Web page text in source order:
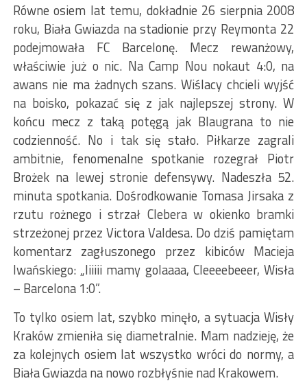
Równe osiem lat temu, dokładnie 26 sierpnia 2008
roku, Biała Gwiazda na stadionie przy Reymonta 22
podejmowała FC Barcelonę. Mecz rewanżowy,
właściwie już o nic. Na Camp Nou nokaut 4:0, na
awans nie ma żadnych szans. Wiślacy chcieli wyjść
na boisko, pokazać się z jak najlepszej strony. W
końcu mecz z taką potęgą jak Blaugrana to nie
codzienność. No i tak się stało. Piłkarze zagrali
ambitnie, fenomenalne spotkanie rozegrał Piotr
Brożek na lewej stronie defensywy. Nadeszła 52.
minuta spotkania. Dośrodkowanie Tomasa Jirsaka z
rzutu rożnego i strzał Clebera w okienko bramki
strzeżonej przez Victora Valdesa. Do dziś pamiętam
komentarz zagłuszonego przez kibiców Macieja
Iwańskiego: „Iiiiii mamy golaaaa, Cleeeebeeer, Wisła
– Barcelona 1:0”.
To tylko osiem lat, szybko minęło, a sytuacja Wisły
Kraków zmieniła się diametralnie. Mam nadzieję, że
za kolejnych osiem lat wszystko wróci do normy, a
Biała Gwiazda na nowo rozbłyśnie nad Krakowem.